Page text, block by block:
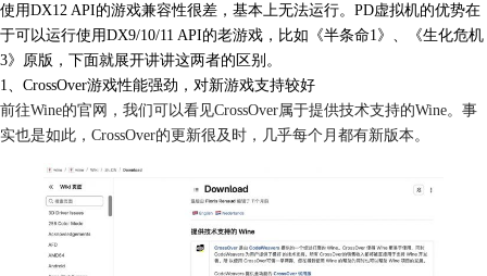
使用DX12 API的游戏兼容性很差，基本上无法运行。PD虚拟机的优势在
于可以运行使用DX9/10/11 API的老游戏，比如《半条命1》、《生化危机
3》原版，下面就展开讲讲这两者的区别。
1、CrossOver游戏性能强劲，对新游戏支持较好
前往Wine的官网，我们可以看见CrossOver属于提供技术支持的Wine。事
实也是如此，CrossOver的更新很及时，几乎每个月都有新版本。